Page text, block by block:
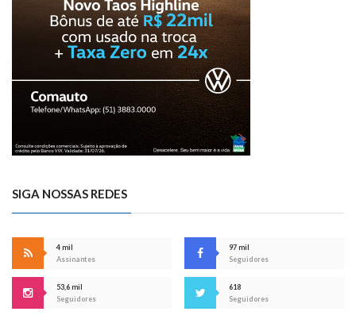
SIGA NOSSAS REDES
4 mil
Assinantes
97 mil
Seguidores
53,6 mil
Seguidores
618
Seguidores